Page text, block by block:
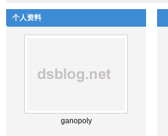
个人资料
ganopoly